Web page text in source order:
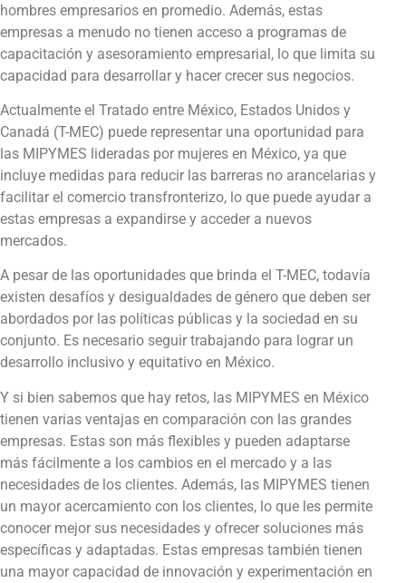
hombres empresarios en promedio. Además, estas
empresas a menudo no tienen acceso a programas de
capacitación y asesoramiento empresarial, lo que limita su
capacidad para desarrollar y hacer crecer sus negocios.
Actualmente el Tratado entre México, Estados Unidos y
Canadá (T-MEC) puede representar una oportunidad para
las MIPYMES lideradas por mujeres en México, ya que
incluye medidas para reducir las barreras no arancelarias y
facilitar el comercio transfronterizo, lo que puede ayudar a
estas empresas a expandirse y acceder a nuevos
mercados.
A pesar de las oportunidades que brinda el T-MEC, todavía
existen desafíos y desigualdades de género que deben ser
abordados por las políticas públicas y la sociedad en su
conjunto. Es necesario seguir trabajando para lograr un
desarrollo inclusivo y equitativo en México.
Y si bien sabemos que hay retos, las MIPYMES en México
tienen varias ventajas en comparación con las grandes
empresas. Estas son más flexibles y pueden adaptarse
más fácilmente a los cambios en el mercado y a las
necesidades de los clientes. Además, las MIPYMES tienen
un mayor acercamiento con los clientes, lo que les permite
conocer mejor sus necesidades y ofrecer soluciones más
específicas y adaptadas. Estas empresas también tienen
una mayor capacidad de innovación y experimentación en